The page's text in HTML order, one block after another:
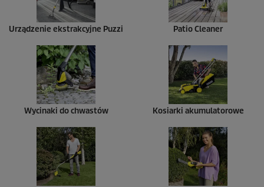
Urządzenie ekstrakcyjne Puzzi Patio Cleaner
Wycinaki do chwastów Kosiarki akumulatorowe